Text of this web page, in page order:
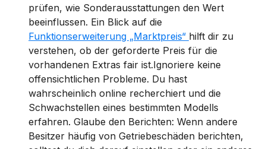
prüfen, wie Sonderausstattungen den Wert
beeinflussen. Ein Blick auf die
Funktionserweiterung „Marktpreis“ hilft dir zu
verstehen, ob der geforderte Preis für die
vorhandenen Extras fair ist.Ignoriere keine
offensichtlichen Probleme. Du hast
wahrscheinlich online recherchiert und die
Schwachstellen eines bestimmten Modells
erfahren. Glaube den Berichten: Wenn andere
Besitzer häufig von Getriebeschäden berichten,